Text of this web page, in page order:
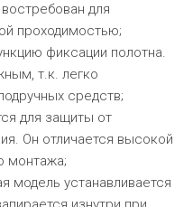
для
проходимостью;
фиксации полотна.
т.к. легко
средств;
для защиты от
Он отличается высокой
монтажа;
модель устанавливается